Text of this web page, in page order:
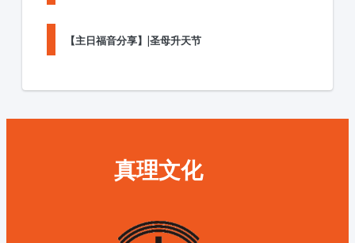
【主日福音分享】|圣母升天节
真理文化